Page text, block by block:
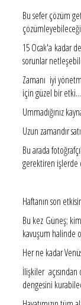
Bu sefer çözüm
15 Ocak'a kadar
sorunlar
Zamanı iyi
için güzel bir etki...
Ummadığınız
Uzun zamandır
Bu arada
gerektiren işlerde
Haftanın son
Bu kez Güneş;
kavuşum halinde
Her ne kadar
İlişkiler
dengesini